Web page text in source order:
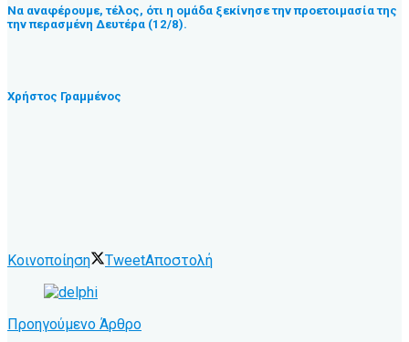
Να αναφέρουμε, τέλος, ότι η ομάδα ξεκίνησε την προετοιμασία της
την περασμένη Δευτέρα (12/8).
Χρήστος Γραμμένος
Κοινοποίηση TweetΑποστολή
Προηγούμενο Άρθρο